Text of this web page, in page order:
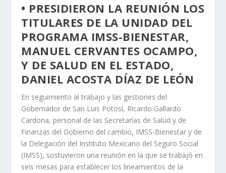
• PRESIDIERON LA REUNIÓN LOS
TITULARES DE LA UNIDAD DEL
PROGRAMA IMSS-BIENESTAR,
MANUEL CERVANTES OCAMPO,
Y DE SALUD EN EL ESTADO,
DANIEL ACOSTA DÍAZ DE LEÓN
En seguimiento al trabajo y las gestiones del
Gobernador de San Luis Potosí, Ricardo Gallardo
Cardona, personal de las Secretarías de Salud y de
Finanzas del Gobierno del cambio, IMSS-Bienestar y de
la Delegación del Instituto Mexicano del Seguro Social
(IMSS), sostuvieron una reunión en la que se trabajó en
seis mesas para establecer los lineamientos de la